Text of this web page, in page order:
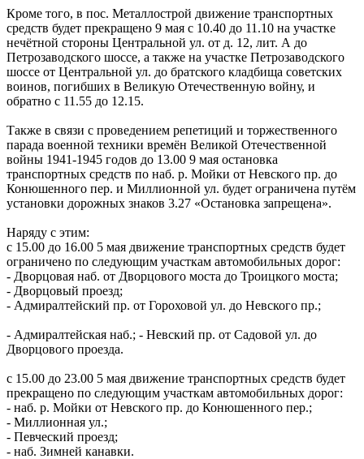
Кроме того, в пос. Металлострой движение транспортных
средств будет прекращено 9 мая с 10.40 до 11.10 на участке
нечётной стороны Центральной ул. от д. 12, лит. А до
Петрозаводского шоссе, а также на участке Петрозаводского
шоссе от Центральной ул. до братского кладбища советских
воинов, погибших в Великую Отечественную войну, и
обратно с 11.55 до 12.15.
Также в связи с проведением репетиций и торжественного
парада военной техники времён Великой Отечественной
войны 1941-1945 годов до 13.00 9 мая остановка
транспортных средств по наб. р. Мойки от Невского пр. до
Конюшенного пер. и Миллионной ул. будет ограничена путём
установки дорожных знаков 3.27 «Остановка запрещена».
Наряду с этим:
с 15.00 до 16.00 5 мая движение транспортных средств будет
ограничено по следующим участкам автомобильных дорог:
- Дворцовая наб. от Дворцового моста до Троицкого моста;
- Дворцовый проезд;
- Адмиралтейский пр. от Гороховой ул. до Невского пр.;
- Адмиралтейская наб.; - Невский пр. от Садовой ул. до
Дворцового проезда.
с 15.00 до 23.00 5 мая движение транспортных средств будет
прекращено по следующим участкам автомобильных дорог:
- наб. р. Мойки от Невского пр. до Конюшенного пер.;
- Миллионная ул.;
- Певческий проезд;
- наб. Зимней канавки.